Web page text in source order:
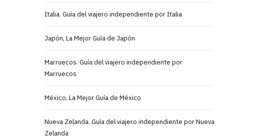
Italia. Guía del viajero independiente por Italia
Japón, La Mejor Guía de Japón
Marruecos. Guía del viajero independiente por
Marruecos
México, La Mejor Guía de México
Nueva Zelanda. Guía del viajero independiente por Nueva
Zelanda